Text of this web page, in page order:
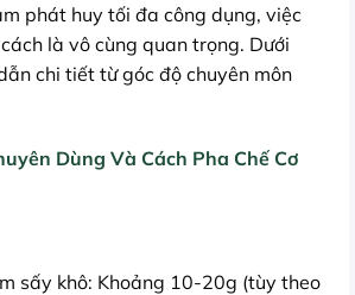
phát huy tối đa công dụng, việc
là vô cùng quan trọng. Dưới
chi tiết từ góc độ chuyên môn
Dùng Và Cách Pha Chế Cơ
sấy khô: Khoảng 10-20g (tùy theo